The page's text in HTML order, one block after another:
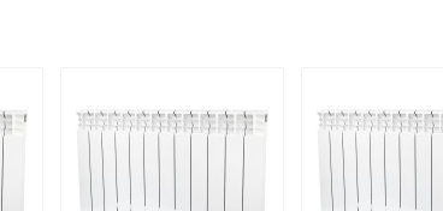
циркулирует горячая вода. Для прохода воздуха
отверстия, способствующие быстрому
теплоотдачу, широкую линейку размеров,
основных преимуществ панельных радиаторов
низкая цена. А главные недостатки панельных